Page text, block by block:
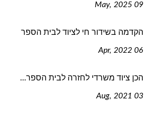
09 May, 2025
הקדמה בשידור חי לציוד לבית הספר
06 Apr, 2022
הכן ציוד משרדי לחזרה לבית הספר...
03 Aug, 2021